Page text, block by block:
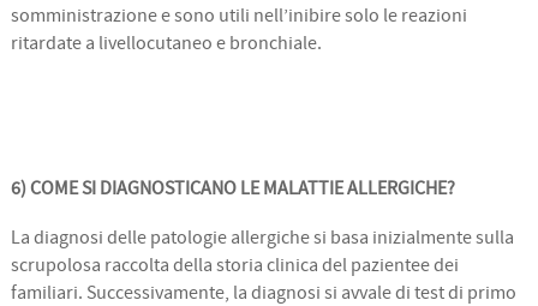
somministrazione e sono utili nell’inibire solo le reazioni
ritardate a livellocutaneo e bronchiale.
6) COME SI DIAGNOSTICANO LE MALATTIE ALLERGICHE?
La diagnosi delle patologie allergiche si basa inizialmente sulla
scrupolosa raccolta della storia clinica del pazientee dei
familiari. Successivamente, la diagnosi si avvale di test di primo